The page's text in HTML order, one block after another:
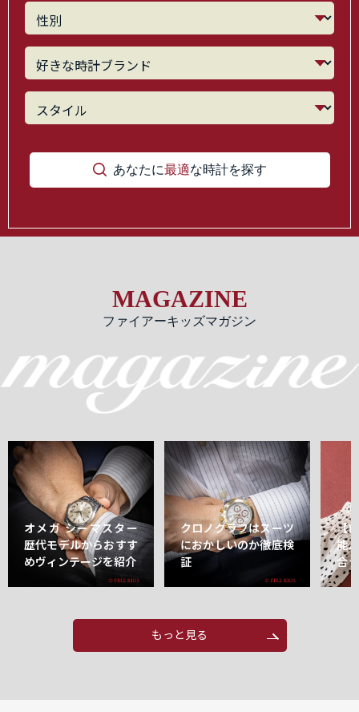
あなたに最適な時計を探す
MAGAZINE
ファイアーキッズマガジン
オメガ シーマスター
歴代モデルからおすす
めヴィンテージを紹介
クロノグラフはスーツ
におかしいのか徹底検
証
【
能
合
もっと見る